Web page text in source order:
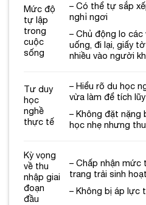
Mức độ
tự lập
trong
cuộc
sống
– Có thể tự sắp
nghỉ ngơi
– Chủ động lo các
uống, đi lại, giấy
nhiều vào người
Tư duy
học
nghề
thực tế
– Hiểu rõ du học
vừa làm để tích
– Không đặt nặng
học nhẹ nhưng
Kỳ vọng
về thu
nhập giai
đoạn
đầu
– Chấp nhận mức
trang trải sinh
– Không bị áp lực